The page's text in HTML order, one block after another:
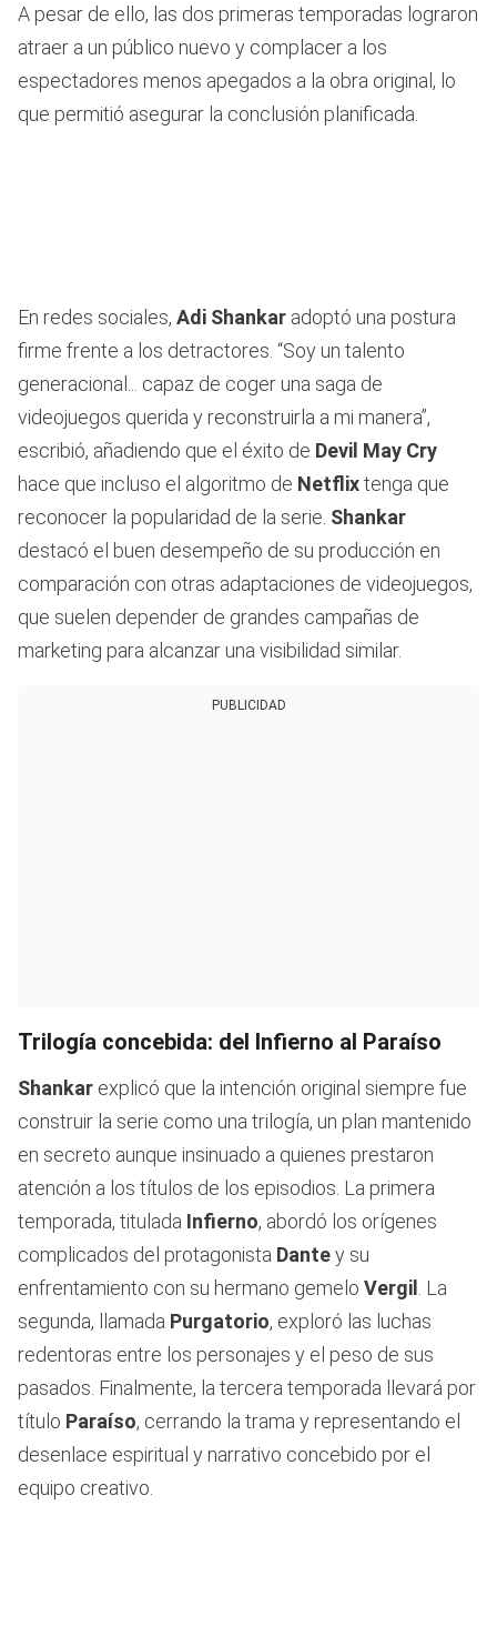
A pesar de ello, las dos primeras temporadas lograron
atraer a un público nuevo y complacer a los
espectadores menos apegados a la obra original, lo
que permitió asegurar la conclusión planificada.
En redes sociales, Adi Shankar adoptó una postura
firme frente a los detractores. “Soy un talento
generacional... capaz de coger una saga de
videojuegos querida y reconstruirla a mi manera”,
escribió, añadiendo que el éxito de Devil May Cry
hace que incluso el algoritmo de Netflixtenga que
reconocer la popularidad de la serie. Shankar
destacó el buen desempeño de su producción en
comparación con otras adaptaciones de videojuegos,
que suelen depender de grandes campañas de
marketing para alcanzar una visibilidad similar.
PUBLICIDAD
Trilogía concebida: del Infierno al Paraíso
Shankar explicó que la intención original siempre fue
construir la serie como una trilogía, un plan mantenido
en secreto aunque insinuado a quienes prestaron
atención a los títulos de los episodios. La primera
temporada, titulada Infierno, abordó los orígenes
complicados del protagonista Dantey su
enfrentamiento con su hermano gemelo Vergil . La
segunda, llamada Purgatorio, exploró las luchas
redentoras entre los personajes y el peso de sus
pasados. Finalmente, la tercera temporada llevará por
título Paraíso, cerrando la trama y representando el
desenlace espiritual y narrativo concebido por el
equipo creativo.